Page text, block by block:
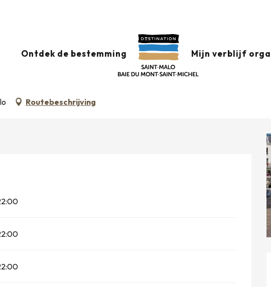
Ontdek de bestemming Mijn verblijf
SAINT-MALO INTRA-MUROS
Routebeschrijving